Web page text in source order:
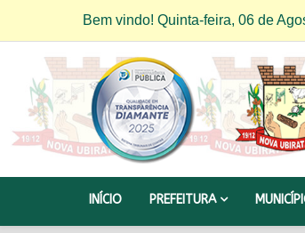
Bem vindo! Quinta-feira, 06 de
INÍCIO PREFEITURA